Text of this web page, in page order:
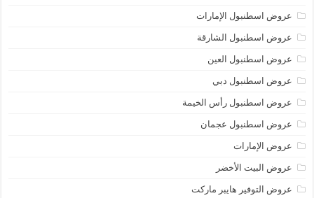
عروض اسطنبول الإمارات
عروض اسطنبول الشارقة
عروض اسطنبول العين
عروض اسطنبول دبي
عروض اسطنبول رأس الخيمة
عروض اسطنبول عجمان
عروض الإمارات
عروض البيت الأخضر
عروض التوفير هايبر ماركت